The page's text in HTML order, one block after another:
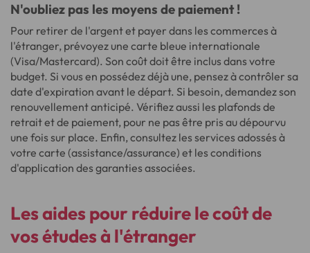
N'oubliez pas les moyens de paiement !
Pour retirer de l'argent et payer dans les commerces à
l'étranger, prévoyez une carte bleue internationale
(Visa/Mastercard). Son coût doit être inclus dans votre
budget. Si vous en possédez déjà une, pensez à contrôler sa
date d'expiration avant le départ. Si besoin, demandez son
renouvellement anticipé. Vérifiez aussi les plafonds de
retrait et de paiement, pour ne pas être pris au dépourvu
une fois sur place. Enfin, consultez les services adossés à
votre carte (assistance/assurance) et les conditions
d'application des garanties associées.
Les aides pour réduire lecoût de
vos études à l'étranger